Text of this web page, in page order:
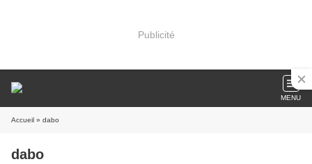
Publicité
MENU
Accueil » dabo
dabo